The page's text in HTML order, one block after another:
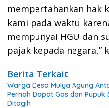
mempertahankan hak
kami pada waktu
mempunyai HGU dan
pajak kepada negara,”
Berita Terkait
Warga Desa Mulya Agung
Pernah Dapat Gas dan Pupuk
Ditagih